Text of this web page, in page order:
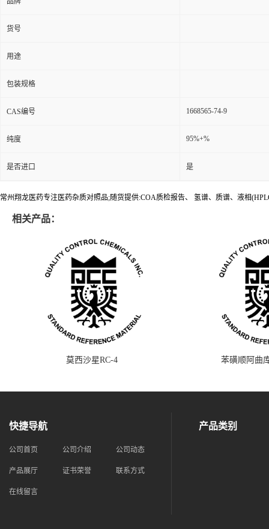
货号
用途
包装规格
CAS编号 1668565-74-9
纯度 95%+%
是否进口 是
常州翔龙医药专注医药杂质对照品;随货提供:COA质检报告、 氢谱、质谱、液相
相关产品：
莫西沙星RC-4 苯磺顺阿曲
快捷导航
公司首页 公司介绍 公司动态
产品展厅 证书荣誉 联系方式
在线留言
产品类别